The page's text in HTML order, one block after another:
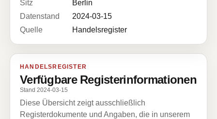
Sitz
Berlin
Datenstand
2024-03-15
Quelle
Handelsregister
HANDELSREGISTER
Verfügbare Registerinformationen
Stand 2024-03-15
Diese Übersicht zeigt ausschließlich
Registerdokumente und Angaben, die in unserem